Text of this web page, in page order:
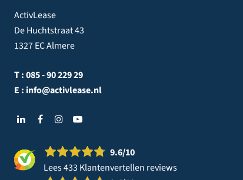
ActivLease
De Huchtstraat 43
1327 EC Almere
T :085 - 90 229 29
E : info@activlease.nl
9.6/10
Lees 433 Klantenvertellen reviews